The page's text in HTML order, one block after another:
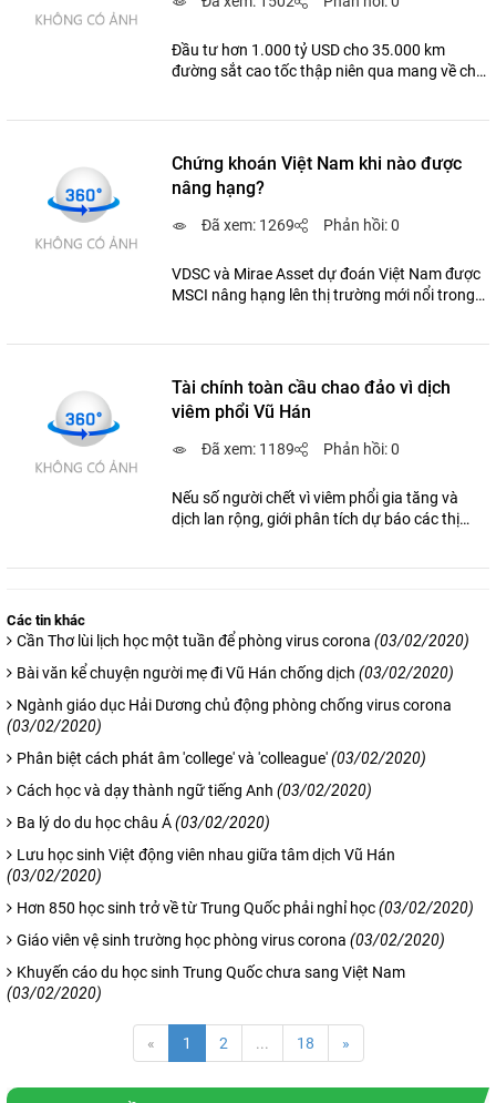
Đầu tư hơn 1.000 tỷ USD cho 35.000 km
đường sắt cao tốc thập niên qua mang về cho
Chứng khoán Việt Nam khi nào được
nâng hạng?
Đã xem: 1269 Phản hồi: 0
VDSC và Mirae Asset dự đoán Việt Nam được
MSCI nâng hạng lên thị trường mới nổi trong
Tài chính toàn cầu chao đảo vì dịch
viêm phổi Vũ Hán
Đã xem: 1189 Phản hồi: 0
Nếu số người chết vì viêm phổi gia tăng và
dịch lan rộng, giới phân tích dự báo các thị
Các tin khác
Cần Thơ lùi lịch học một tuần để phòng virus corona (03/02/2020)
Bài văn kể chuyện người mẹ đi Vũ Hán chống dịch (03/02/2020)
Ngành giáo dục Hải Dương chủ động phòng chống virus corona
(03/02/2020)
Phân biệt cách phát âm 'college' và 'colleague'(03/02/2020)
Cách học và dạy thành ngữ tiếng Anh (03/02/2020)
Ba lý do du học châu Á(03/02/2020)
Lưu học sinh Việt động viên nhau giữa tâm dịch Vũ Hán
(03/02/2020)
Hơn 850 học sinh trở về từ Trung Quốc phải nghỉ học(03/02/2020)
Giáo viên vệ sinh trường học phòng virus corona (03/02/2020)
Khuyến cáo du học sinh Trung Quốc chưa sang Việt Nam
(03/02/2020)
« 1 2 ... 18 »